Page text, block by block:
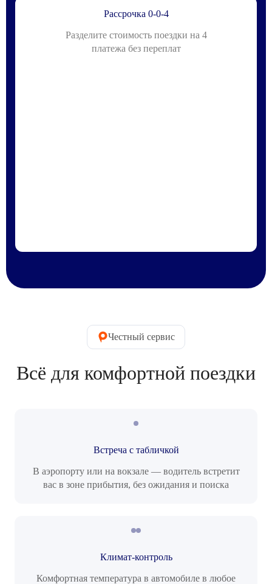
Рассрочка 0-0-4
Разделите стоимость поездки на 4
платежа без переплат
Честный сервис
Всё для комфортной поездки
Встреча с табличкой
В аэропорту или на вокзале — водитель встретит
вас в зоне прибытия, без ожидания и поиска
Климат-контроль
Комфортная температура в автомобиле в любое